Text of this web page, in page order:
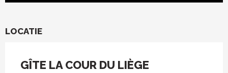
LOCATIE
GÎTE LA COUR DU LIÈGE